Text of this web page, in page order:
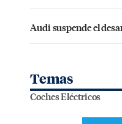
Audi suspende el
Temas
Coches Eléctricos